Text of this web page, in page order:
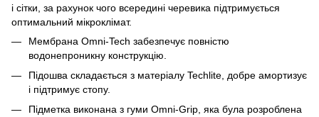
і сітки, за рахунок чого всередині черевика підтримується
оптимальний мікроклімат.
Мембрана Omni-Tech забезпечує повністю
водонепроникну конструкцію.
Підошва складається з матеріалу Techlite, добре амортизує
і підтримує стопу.
Підметка виконана з гуми Omni-Grip, яка була розроблена